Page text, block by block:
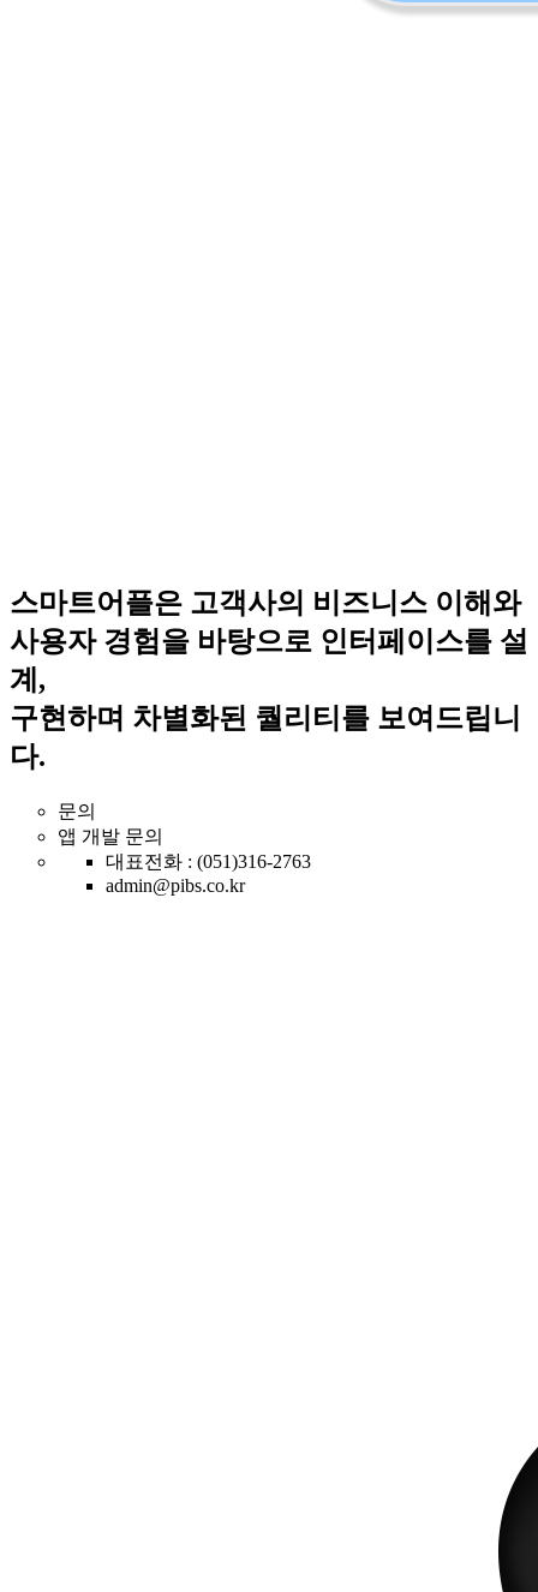
스마트어플은 고객사의 비즈니스 이해와
사용자 경험을 바탕으로 인터페이스를 설
계,
구현하며 차별화된 퀄리티를 보여드립니
다.
문의
앱 개발 문의
대표전화 : (051)316-2763
admin@pibs.co.kr